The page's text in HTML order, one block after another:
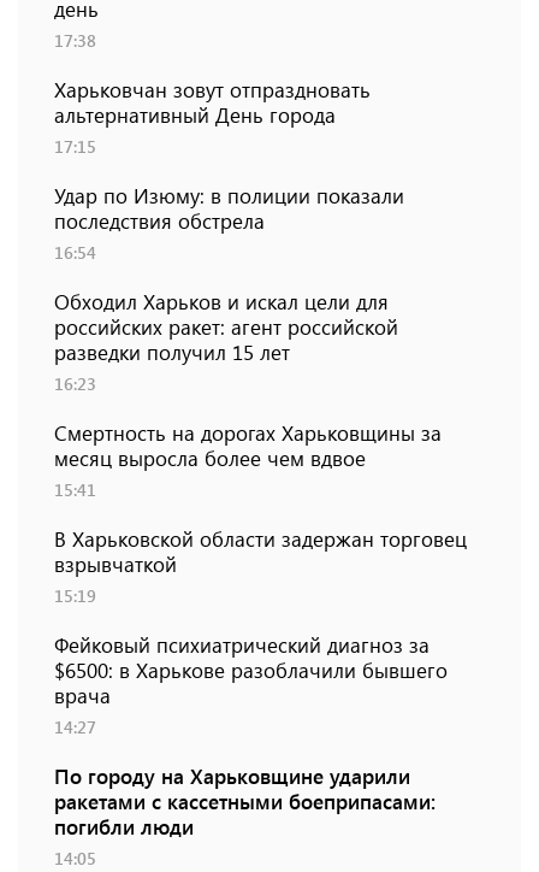
день
17:38
Харьковчан зовут отпраздновать
альтернативный День города
17:15
Удар по Изюму: в полиции показали
последствия обстрела
16:54
Обходил Харьков и искал цели для
российских ракет: агент российской
разведки получил 15 лет
16:23
Смертность на дорогах Харьковщины за
месяц выросла более чем вдвое
15:41
В Харьковской области задержан торговец
взрывчаткой
15:19
Фейковый психиатрический диагноз за
$6500: в Харькове разоблачили бывшего
врача
14:27
По городу на Харьковщине ударили
ракетами с кассетными боеприпасами:
погибли люди
14:05